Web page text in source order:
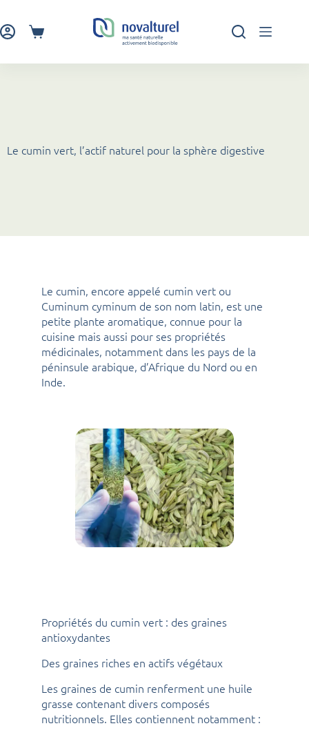
au
contenuPanier
Le cumin vert, l’actif naturel pour la sphère digestive
Le cumin, encore appelé cumin vert ou
Cuminum cyminum de son nom latin, est une
petite plante aromatique, connue pour la
cuisine mais aussi pour ses propriétés
médicinales, notamment dans les pays de la
péninsule arabique, d’Afrique du Nord ou en
Inde.
Propriétés du cumin vert : des graines
antioxydantes
Des graines riches en actifs végétaux
Les graines de cumin renferment une huile
grasse contenant divers composés
nutritionnels. Elles contiennent notamment :